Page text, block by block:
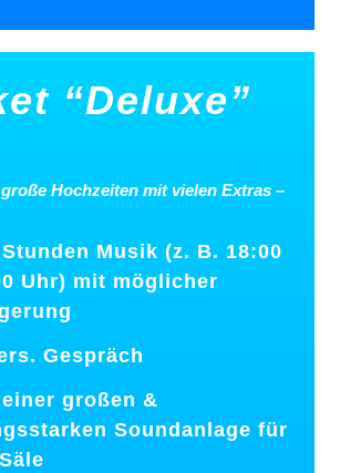
“Deluxe”
große Hochzeiten mit vielen Extras –
Musik (z. B. 18:00
Uhr) mit möglicher
Gespräch
großen &
Soundanlage für